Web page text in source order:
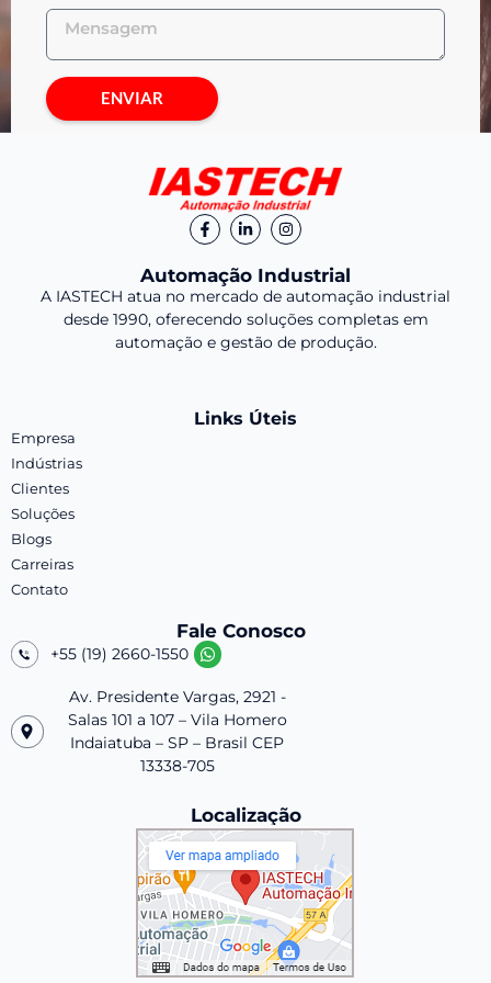
ENVIAR
Automação Industrial
A IASTECH atua no mercado de automação industrial
desde 1990, oferecendo soluções completas em
automação e gestão de produção.
Links Úteis
Empresa
Indústrias
Clientes
Soluções
Blogs
Carreiras
Contato
Fale Conosco
+55 (19) 2660-1550
Av. Presidente Vargas, 2921 -
Salas 101 a 107 – Vila Homero
Indaiatuba – SP – Brasil CEP
13338-705
Localização